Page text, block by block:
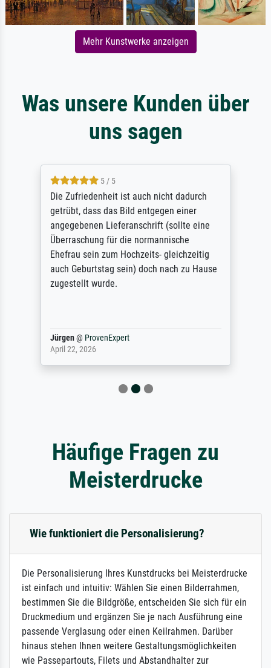
Mehr Kunstwerke anzeigen
Was unsere Kunden über
uns sagen
5 / 5
Die Zufriedenheit ist auch nicht dadurch
getrübt, dass das Bild entgegen einer
angegebenen Lieferanschrift (sollte eine
Überraschung für die normannische
Ehefrau sein zum Hochzeits- gleichzeitig
auch Geburtstag sein) doch nach zu Hause
zugestellt wurde.
Jürgen@ ProvenExpert
April 22, 2026
Häufige Fragen zu
Meisterdrucke
Wie funktioniert die Personalisierung?
Die Personalisierung Ihres Kunstdrucks bei Meisterdrucke
ist einfach und intuitiv: Wählen Sie einen Bilderrahmen,
bestimmen Sie die Bildgröße, entscheiden Sie sich für ein
Druckmedium und ergänzen Sie je nach Ausführung eine
passende Verglasung oder einen Keilrahmen. Darüber
hinaus stehen Ihnen weitere Gestaltungsmöglichkeiten
wie Passepartouts, Filets und Abstandhalter zur